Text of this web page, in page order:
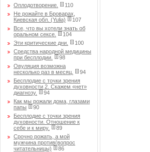
Оплодотворение.
110
Не рожайте в Броварах,
Киевская обл. (Yulia)
107
Все, что вы хотели знать об
оральном сексе.
104
Эти критические дни.
100
Средства народной медицины
при бесплодии.
98
Овуляция возможна
несколько раз в месяц.
94
Бесплодие с точки зрения
духовности 2. Скажем «нет»
диагнозу.
94
Как мы рожали дома, глазами
папы
90
Бесплодие с точки зрения
духовности. Отношение к
себе и к миру.
89
Срочно рожать, а мой
мужчина против(вопрос
читательницы)
86